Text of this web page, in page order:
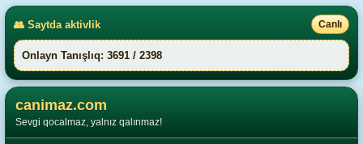
👥 Saytda aktivlik Canlı
Onlayn Tanışlıq: 3691 / 2398
canimaz.com
Sevgi qocalmaz, yalnız qalınmaz!